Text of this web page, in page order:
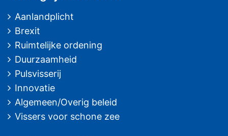
Aanlandplicht
Brexit
Ruimtelijke ordening
Duurzaamheid
Pulsvisserij
Innovatie
Algemeen/Overig beleid
Vissers voor schone zee